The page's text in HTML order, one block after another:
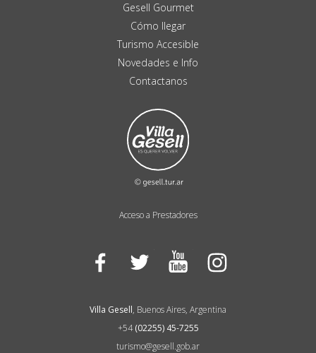
Acceso a Prestadores
Gesell Gourmet
Cómo llegar
Turismo Accesible
Novedades e Info
Contactanos
Facebook Twitter YouTube
Villa Gesell, Buenos Aires, Argentina
+54(02255) 45-7255
turismo@gesell.gob.ar